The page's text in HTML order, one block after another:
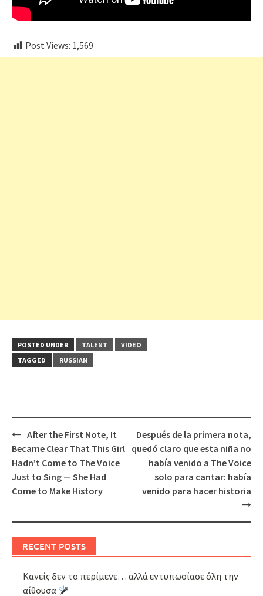
Post Views: 1,569
POSTED UNDER TALENT
VIDEO
TAGGED
RUSSIAN
Post
navigation
After the First Note, It
Became Clear That This Girl
Hadn’t Come to The Voice
Just to Sing — She Had
Come to Make History
Después de la primera nota,
quedó claro que esta niña no
había venido a The Voice
solo para cantar: había
venido para hacer historia
RECENT POSTS
Κανείς δεν το περίμενε… αλλά εντυπωσίασε όλη την
αίθουσα